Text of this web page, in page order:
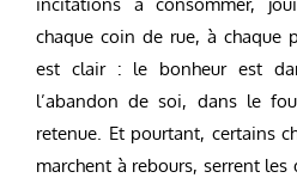
chaque coin de rue, à chaque
est clair : le bonheur est
l’abandon de soi, dans le
retenue. Et pourtant, certains
marchent à rebours, serrent les